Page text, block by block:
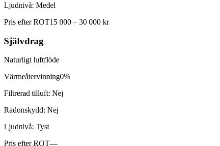
Ljudnivå: Medel
Pris efter ROT15 000 – 30 000 kr
Självdrag
Naturligt luftflöde
Värmeåtervinning0%
Filtrerad tilluft: Nej
Radonskydd: Nej
Ljudnivå: Tyst
Pris efter ROT—